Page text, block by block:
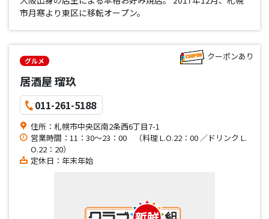
市月寒より東区に移転オープン。
グルメ
居酒屋 瑠玖
011-261-5188
住所：札幌市中央区南2条西6丁目7-1
営業時間：11：30～23：00 （料理 L.O.22：00 ／ドリンク L.
O.22：20）
定休日：年末年始
クーポンあり